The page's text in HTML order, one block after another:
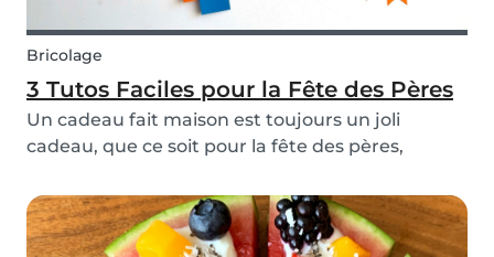
Bricolage
3 Tutos Faciles pour la Fête des Pères
Un cadeau fait maison est toujours un joli
cadeau, que ce soit pour la fête des pères,
simplement pour montrer combien vous
appréciez cette personne. Ces 3 idées de
bricolage simples pour les enfants n...